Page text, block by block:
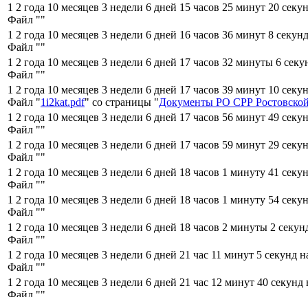
1 2 года 10 месяцев 3 недели 6 дней 15 часов 25 минут 20
Файл ""
1 2 года 10 месяцев 3 недели 6 дней 16 часов 36 минут 8
Файл ""
1 2 года 10 месяцев 3 недели 6 дней 17 часов 32 минуты 6
Файл ""
1 2 года 10 месяцев 3 недели 6 дней 17 часов 39 минут 10
Файл "1i2kat.pdf" со страницы "Документы РО СРР
1 2 года 10 месяцев 3 недели 6 дней 17 часов 56 минут 49
Файл ""
1 2 года 10 месяцев 3 недели 6 дней 17 часов 59 минут 29
Файл ""
1 2 года 10 месяцев 3 недели 6 дней 18 часов 1 минуту 41
Файл ""
1 2 года 10 месяцев 3 недели 6 дней 18 часов 1 минуту 54
Файл ""
1 2 года 10 месяцев 3 недели 6 дней 18 часов 2 минуты 2
Файл ""
1 2 года 10 месяцев 3 недели 6 дней 21 час 11 минут 5 секунд
Файл ""
1 2 года 10 месяцев 3 недели 6 дней 21 час 12 минут 40 секунд
Файл ""